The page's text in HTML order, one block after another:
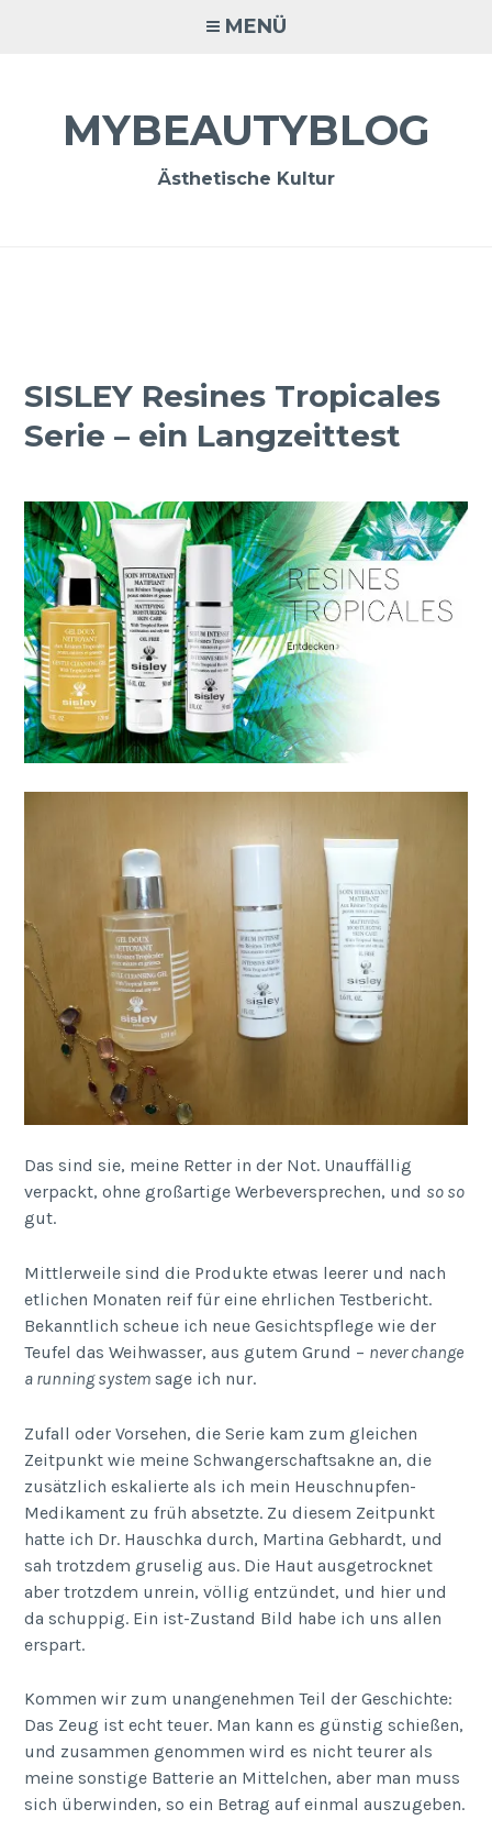
MENÜ
MYBEAUTYBLOG
Ästhetische Kultur
SISLEY Resines Tropicales
Serie – ein Langzeittest
Das sind sie, meine Retter in der Not. Unauffällig
verpackt, ohne großartige Werbeversprechen, und so so
gut.
Mittlerweile sind die Produkte etwas leerer und nach
etlichen Monaten reif für eine ehrlichen Testbericht.
Bekanntlich scheue ich neue Gesichtspflege wie der
Teufel das Weihwasser, aus gutem Grund – never change
a running system sage ich nur.
Zufall oder Vorsehen, die Serie kam zum gleichen
Zeitpunkt wie meine Schwangerschaftsakne an, die
zusätzlich eskalierte als ich mein Heuschnupfen-
Medikament zu früh absetzte. Zu diesem Zeitpunkt
hatte ich Dr. Hauschka durch, Martina Gebhardt, und
sah trotzdem gruselig aus. Die Haut ausgetrocknet
aber trotzdem unrein, völlig entzündet, und hier und
da schuppig. Ein ist-Zustand Bild habe ich uns allen
erspart.
Kommen wir zum unangenehmen Teil der Geschichte:
Das Zeug ist echt teuer. Man kann es günstig schießen,
und zusammen genommen wird es nicht teurer als
meine sonstige Batterie an Mittelchen, aber man muss
sich überwinden, so ein Betrag auf einmal auszugeben.